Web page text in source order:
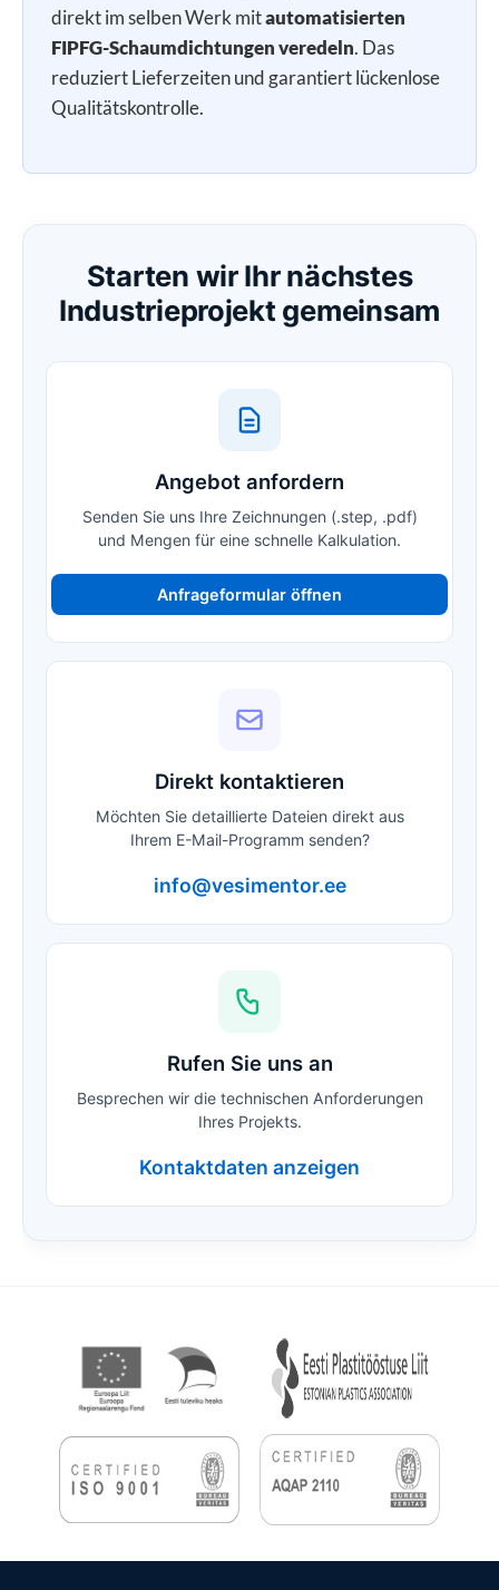
direkt im selben Werk mitautomatisierten
FIPFG-Schaumdichtungen veredeln. Das
reduziert Lieferzeiten und garantiert lückenlose
Qualitätskontrolle.
Starten wir Ihr nächstes
Industrieprojekt gemeinsam
Angebot anfordern
Senden Sie uns Ihre Zeichnungen (.step, .pdf)
und Mengen für eine schnelle Kalkulation.
Anfrageformular öffnen
Direkt kontaktieren
Möchten Sie detaillierte Dateien direkt aus
Ihrem E-Mail-Programm senden?
info@vesimentor.ee
Rufen Sie uns an
Besprechen wir die technischen Anforderungen
Ihres Projekts.
Kontaktdaten anzeigen